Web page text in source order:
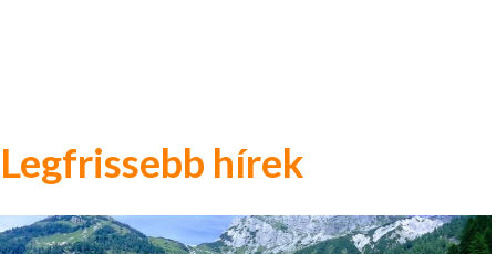
Legfrissebb hírek